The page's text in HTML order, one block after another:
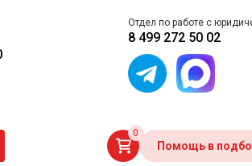
Отдел по работе с
8 499 272 50 02
0
Помощь в